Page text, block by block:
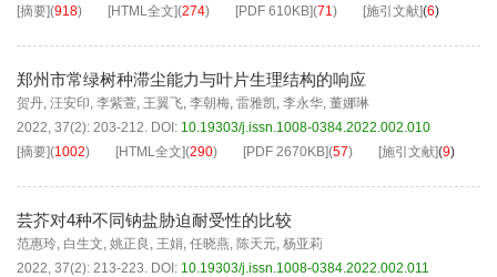
[摘要](918) [HTML全文](274) [PDF 610KB](71) [施引文献](6)
郑州市常绿树种滞尘能力与叶片生理结构的响应
贺丹, 汪安印, 李紫萱, 王翼飞, 李朝梅, 雷雅凯, 李永华, 董娜琳
2022, 37(2): 203-212. DOI: 10.19303/j.issn.1008-0384.2022.002.010
[摘要](1002) [HTML全文](290) [PDF 2670KB](57) [施引文献](9)
芸芥对4种不同钠盐胁迫耐受性的比较
范惠玲, 白生文, 姚正良 , 王娟, 任晓燕, 陈天元, 杨亚莉
2022, 37(2): 213-223. DOI: 10.19303/j.issn.1008-0384.2022.002.011